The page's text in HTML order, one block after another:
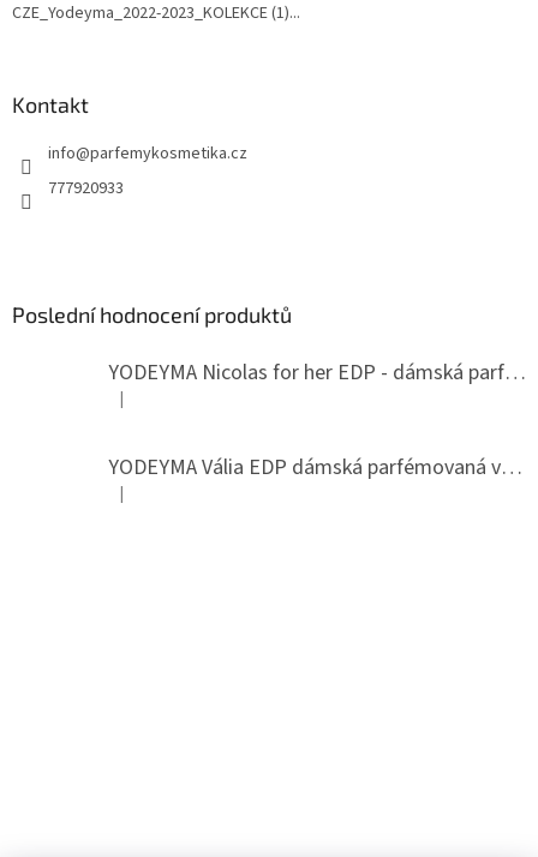
CZE_Yodeyma_2022-2023_KOLEKCE (1)...
Kontakt
info@parfemykosmetika.cz
777920933
Poslední hodnocení produktů
YODEYMA Nicolas for her EDP - dámská parfémovaná voda
Hodnocení produktu je 5 z 5 hvězdiček.
|
YODEYMA Vália EDP dámská parfémovaná voda
Hodnocení produktu je 5 z 5 hvězdiček.
|